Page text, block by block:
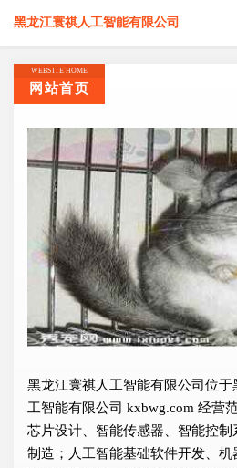
黑龙江寰祺人工智能有限公司
WEBSITE HOME
网站首页
黑龙江寰祺人工智能有限公司位于
工智能有限公司 kxbwg.com 经营
芯片设计、智能传感器、智能控
制造；人工智能基础软件开发、